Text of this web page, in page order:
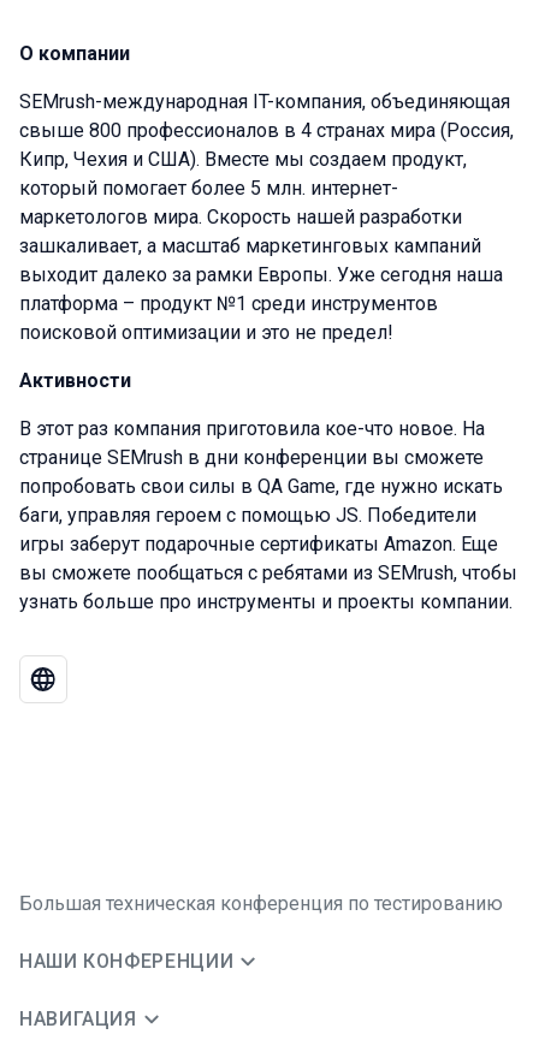
О компании
SEMrush-международная IT-компания, объединяющая
свыше 800 профессионалов в 4 странах мира (Россия,
Кипр, Чехия и США). Вместе мы создаем продукт,
который помогает более 5 млн. интернет-
маркетологов мира. Скорость нашей разработки
зашкаливает, а масштаб маркетинговых кампаний
выходит далеко за рамки Европы. Уже сегодня наша
платформа – продукт №1 среди инструментов
поисковой оптимизации и это не предел!
Активности
В этот раз компания приготовила кое-что новое. На
странице SEMrush в дни конференции вы сможете
попробовать свои силы в QA Game, где нужно искать
баги, управляя героем с помощью JS. Победители
игры заберут подарочные сертификаты Amazon. Еще
вы сможете пообщаться с ребятами из SEMrush, чтобы
узнать больше про инструменты и проекты компании.
Большая техническая конференция по тестированию
НАШИ КОНФЕРЕНЦИИ
НАВИГАЦИЯ